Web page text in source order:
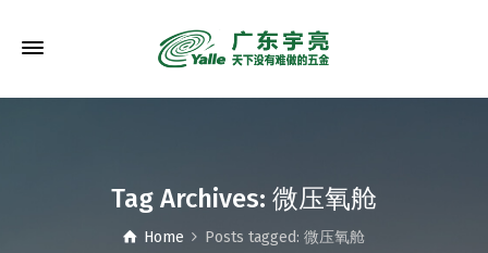
Tag Archives: 微压氧舱
Home Posts tagged: 微压氧舱